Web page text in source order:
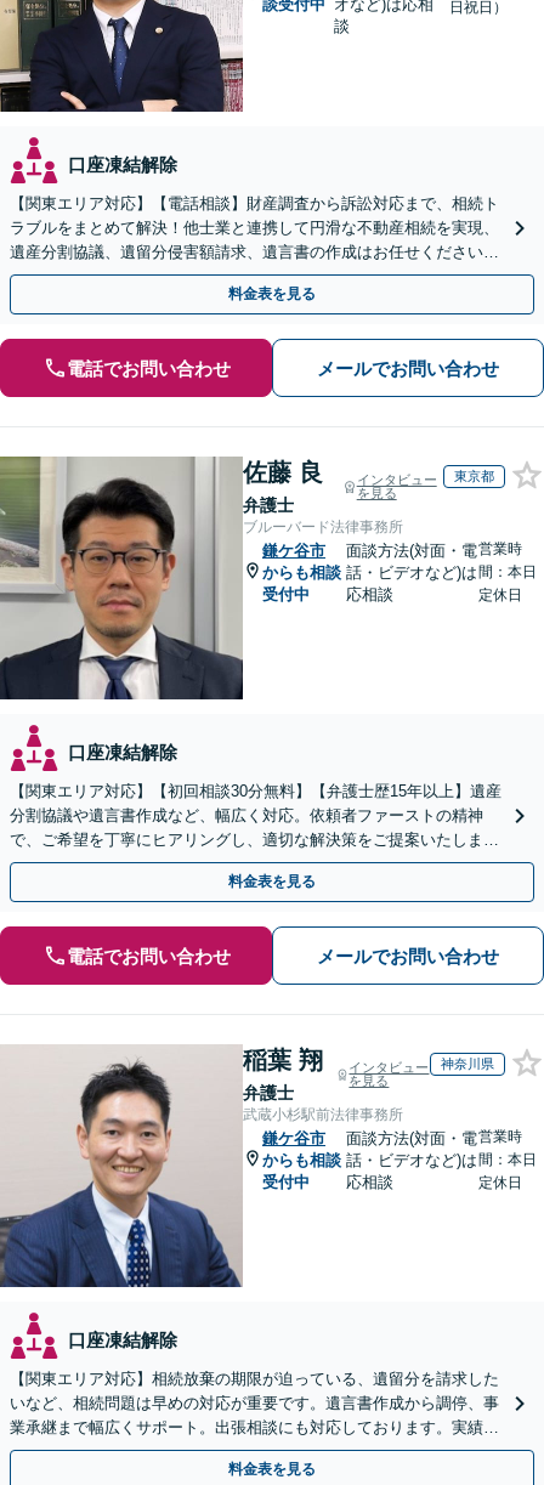
談受付中 オなど)は応相
談
日祝日）
口座凍結解除
【関東エリア対応】【電話相談】財産調査から訴訟対応まで、相続ト
ラブルをまとめて解決！他士業と連携して円滑な不動産相続を実現、
遺産分割協議、遺留分侵害額請求、遺言書の作成はお任せください。
明確な料金体系【オンライン面談可能】
料金表を見る
電話でお問い合わせ メールでお問い合わせ
佐藤 良
弁護士
インタビュー
を見る
東京都
ブルーバード法律事務所
鎌ケ谷市
からも相談
受付中
面談方法(対面・電
話・ビデオなど)は
応相談
営業時
間：本日
定休日
口座凍結解除
【関東エリア対応】【初回相談30分無料】【弁護士歴15年以上】遺産
分割協議や遺言書作成など、幅広く対応。依頼者ファーストの精神
で、ご希望を丁寧にヒアリングし、適切な解決策をご提案いたしま
す。まずは無料相談でお悩みをお聞かせください。
料金表を見る
電話でお問い合わせ メールでお問い合わせ
稲葉 翔
弁護士
インタビュー
を見る
神奈川県
武蔵小杉駅前法律事務所
鎌ケ谷市
からも相談
受付中
面談方法(対面・電
話・ビデオなど)は
応相談
営業時
間：本日
定休日
口座凍結解除
【関東エリア対応】相続放棄の期限が迫っている、遺留分を請求した
いなど、相続問題は早めの対応が重要です。遺言書作成から調停、事
業承継まで幅広くサポート。出張相談にも対応しております。実績豊
富な当事務所へ今すぐご連絡ください【初回相談無料】
料金表を見る